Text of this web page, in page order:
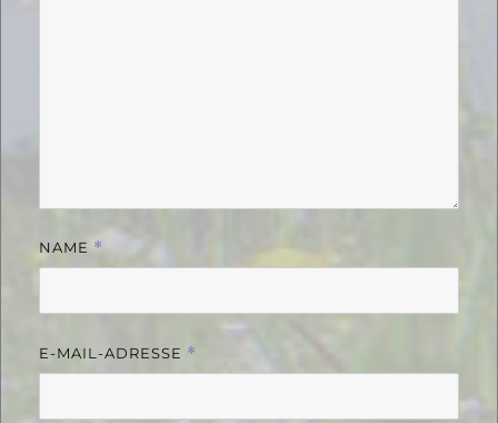
NAME *
E-MAIL-ADRESSE *